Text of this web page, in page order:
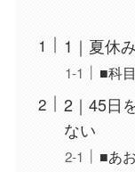
1｜夏休
■科
2｜45日
ない
■あ